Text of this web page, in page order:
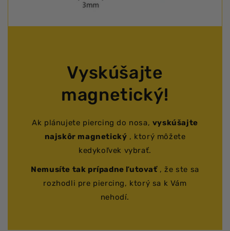
Vyskúšajte
magnetický!
Ak plánujete piercing do nosa, vyskúšajte
najskôr magnetický , ktorý môžete
kedykoľvek vybrať.
Nemusíte tak prípadne ľutovať, že ste sa
rozhodli pre piercing, ktorý sa k Vám
nehodí.